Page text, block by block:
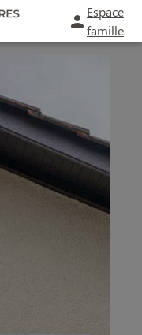
Espace
famille